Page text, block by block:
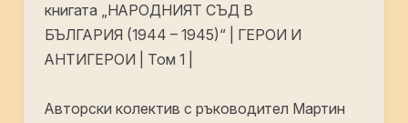
книгата „НАРОДНИЯТ СЪД В
БЪЛГАРИЯ (1944 – 1945)“ | ГЕРОИ И
АНТИГЕРОИ | Том 1 |
Авторски колектив с ръководител Мартин